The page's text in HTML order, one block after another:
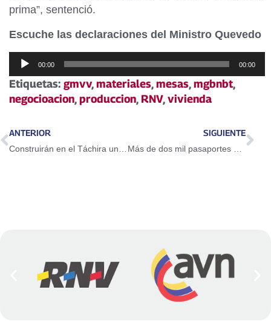
prima”, sentenció.
Escuche las declaraciones del Ministro Quevedo
Reproductor
de
audio
00:00 00:00
Etiquetas: gmvv,materiales,mesas,mgbnbt,
negocioacion,produccion, RNV,vivienda
ANTERIOR SIGUIENTE